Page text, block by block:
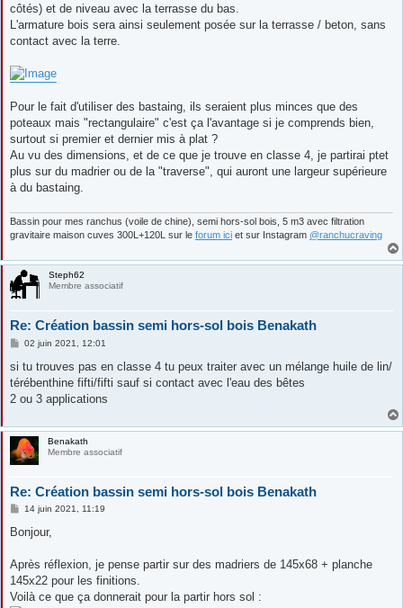
côtés) et de niveau avec la terrasse du bas.
L'armature bois sera ainsi seulement posée sur la terrasse / beton, sans
contact avec la terre.
Pour le fait d'utiliser des bastaing, ils seraient plus minces que des
poteaux mais "rectangulaire" c'est ça l'avantage si je comprends bien,
surtout si premier et dernier mis à plat ?
Au vu des dimensions, et de ce que je trouve en classe 4, je partirai ptet
plus sur du madrier ou de la "traverse", qui auront une largeur supérieure
à du bastaing.
Bassin pour mes ranchus (voile de chine), semi hors-sol bois, 5 m3 avec filtration
gravitaire maison cuves 300L+120L sur le forum ici et sur Instagram @ranchucraving
Steph62
Membre associatif
Re: Création bassin semi hors-sol bois Benakath
M
s
a
g
02 juin 2021, 12:01
si tu trouves pas en classe 4 tu peux traiter avec un mélange huile de lin/
térébenthine fifti/fifti sauf si contact avec l'eau des bêtes
2 ou 3 applications
Benakath
Membre associatif
Re: Création bassin semi hors-sol bois Benakath
M
s
g
14 juin 2021, 11:19
Bonjour,
Après réflexion, je pense partir sur des madriers de 145x68 + planche
145x22 pour les finitions.
Voilà ce que ça donnerait pour la partir hors sol :